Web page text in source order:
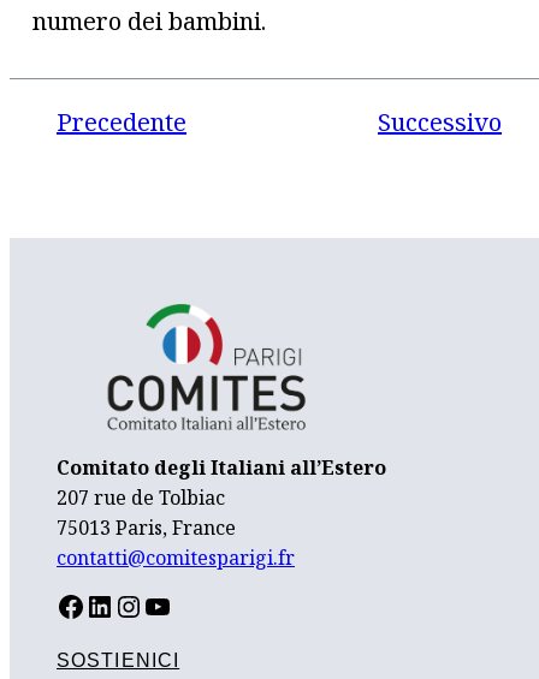
numero dei bambini.
Precedente Successivo
Comitato degli Italiani all’Estero
207 rue de Tolbiac
75013 Paris, France
contatti@comitesparigi.fr
FACEBOOK LINKEDIN INSTAGRAM YOUTUBE
SOSTIENICI